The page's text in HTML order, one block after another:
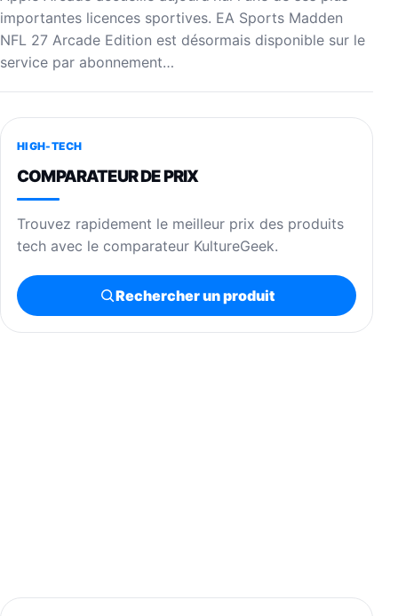
importantes licences sportives. EA Sports Madden
NFL 27 Arcade Edition est désormais disponible sur le
service par abonnement…
HIGH-TECH
COMPARATEUR DE PRIX
Trouvez rapidement le meilleur prix des produits
tech avec le comparateur KultureGeek.
Rechercher un produit